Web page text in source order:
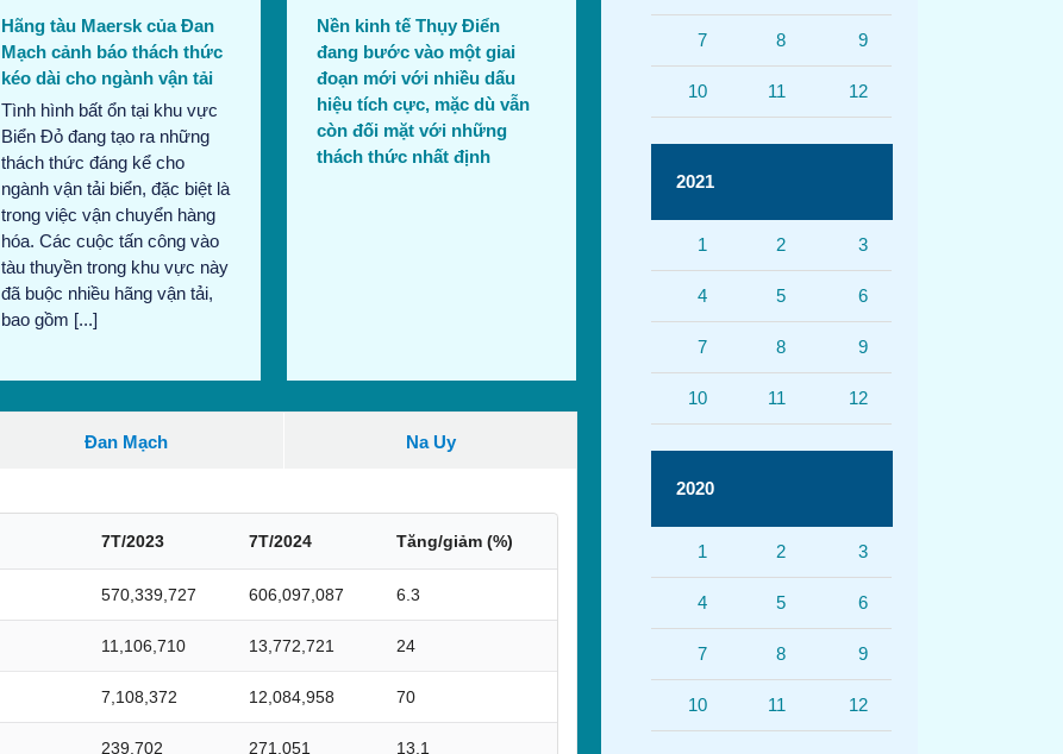
Hãng tàu Maersk của Đan
Mạch cảnh báo thách thức
kéo dài cho ngành vận tải
Tình hình bất ổn tại khu vực
Biển Đỏ đang tạo ra những
thách thức đáng kể cho
ngành vận tải biển, đặc biệt là
trong việc vận chuyển hàng
hóa. Các cuộc tấn công vào
tàu thuyền trong khu vực này
đã buộc nhiều hãng vận tải,
bao gồm [...]
Nền kinh tế Thụy Điển
đang bước vào một giai
đoạn mới với nhiều dấu
hiệu tích cực, mặc dù vẫn
còn đối mặt với những
thách thức nhất định
Đan Mạch Na Uy
7T/2023 7T/2024 Tăng/giảm (%)
570,339,727 606,097,087 6.3
11,106,710 13,772,721 24
7,108,372 12,084,958 70
239,702 271,051 13.1
7 8 9
10 11 12
2021
1 2 3
4 5 6
7 8 9
10 11 12
2020
1 2 3
4 5 6
7 8 9
10 11 12